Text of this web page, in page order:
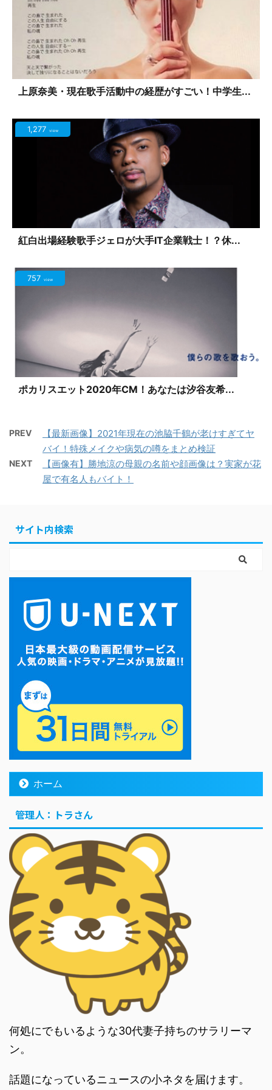
上原奈美・現在歌手活動中の経歴がすごい！中学生...
1,277 view
紅白出場経験歌手ジェロが大手IT企業戦士！？休...
757 view
ポカリスエット2020年CM！あなたは汐谷友希...
PREV
【最新画像】2021年現在の池脇千鶴が老けすぎてヤ
バイ！特殊メイクや病気の噂をまとめ検証
NEXT
【画像有】勝地涼の母親の名前や顔画像は？実家が花
屋で有名人もバイト！
サイト内検索
ホーム
管理人：トラさん
何処にでもいるような30代妻子持ちのサラリーマ
ン。
話題になっているニュースの小ネタを届けます。